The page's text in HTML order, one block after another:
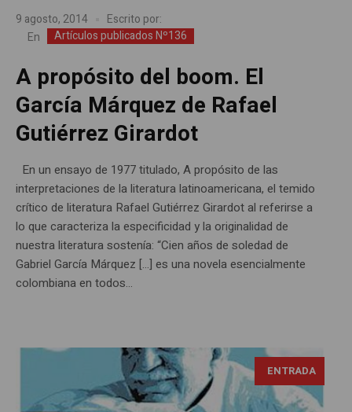
9 agosto, 2014
Escrito por:
En
Artículos publicados Nº136
A propósito del boom. El
García Márquez de Rafael
Gutiérrez Girardot
En un ensayo de 1977 titulado, A propósito de las
interpretaciones de la literatura latinoamericana, el temido
crítico de literatura Rafael Gutiérrez Girardot al referirse a
lo que caracteriza la especificidad y la originalidad de
nuestra literatura sostenía: “Cien años de soledad de
Gabriel García Márquez […] es una novela esencialmente
colombiana en todos...
ENTRADA